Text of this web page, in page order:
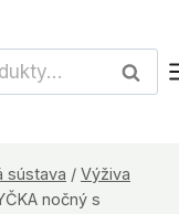
sústava / Výživa
nočný s